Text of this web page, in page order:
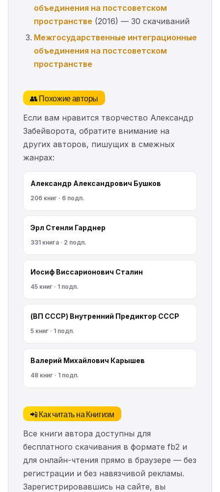
объединения на постсоветском
пространстве (2016) — 30 скачиваний
Межгосударственные интеграционные
объединения на постсоветском
пространстве
👥 Похожие авторы
Если вам нравится творчество Александр
Забейворота, обратите внимание на
других авторов, пишущих в смежных
жанрах:
Александр Александрович Бушков
206 книг · 6 подп.
Эрл Стенли Гарднер
331 книга · 2 подп.
Иосиф Виссарионович Сталин
45 книг · 1 подп.
(ВП СССР) Внутренний Предиктор СССР
5 книг · 1 подп.
Валерий Михайлович Карышев
48 книг · 1 подп.
📲 Как читать на Книгизм
Все книги автора доступны для
бесплатного скачивания в формате fb2 и
для онлайн-чтения прямо в браузере — без
регистрации и без навязчивой рекламы.
Зарегистрировавшись на сайте, вы